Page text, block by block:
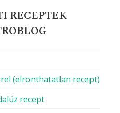
RECEPTEK
(elronthatatlan recept)
recept